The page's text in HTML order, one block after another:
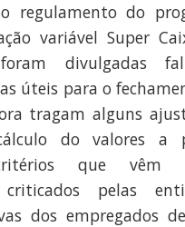
regulamento do
variável Super
divulgadas
úteis para o
tragam alguns
do valores a
que vêm
pelas
dos empregados